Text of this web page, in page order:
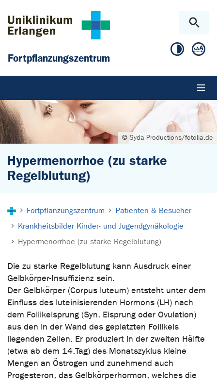
Fortpflanzungszentrum
© Syda Productions/fotolia.de
Hypermenorrhoe (zu starke
Regelblutung)
Fortpflanzungszentrum
Patienten & Besucher
Krankheitsbilder Kinder- und Jugendgynäkologie
Hypermenorrhoe (zu starke Regelblutung)
Die zu starke Regelblutung kann Ausdruck einer
Gelbkörper-Insuffizienz sein.
Der Gelbkörper (Corpus luteum) entsteht unter dem
Einfluss des luteinisierenden Hormons (LH) nach
dem Follikelsprung (Syn. Eisprung oder Ovulation)
aus den in der Wand des geplatzten Follikels
liegenden Zellen. Er produziert in der zweiten Hälfte
(etwa ab dem 14.Tag) des Monatszyklus kleine
Mengen an Östrogen und zunehmend auch
Progesteron, das Gelbkörperhormon, welches die